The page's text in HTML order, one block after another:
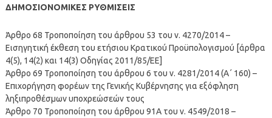
ΔΗΜΟΣΙΟΝΟΜΙΚΕΣ ΡΥΘΜΙΣΕΙΣ
Άρθρο 68 Τροποποίηση του άρθρου 53 του ν. 4270/2014 –
Εισηγητική έκθεση του ετήσιου Κρατικού Προϋπολογισμού [άρθρα
4(5), 14(2) και 14(3) Οδηγίας 2011/85/ΕΕ]
Άρθρο 69 Τροποποίηση του άρθρου 6 του ν. 4281/2014 (Α΄ 160) –
Επιχορήγηση φορέων της Γενικής Κυβέρνησης για εξόφληση
ληξιπροθέσμων υποχρεώσεών τους
Άρθρο 70 Τροποποίηση του άρθρου 91Α του ν. 4549/2018 –